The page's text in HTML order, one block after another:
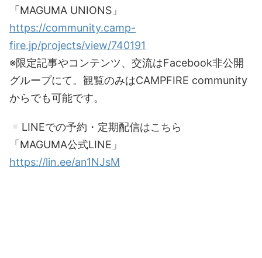
「MAGUMA UNIONS」
https://community.camp-
fire.jp/projects/view/740191
※限定記事やコンテンツ、交流はFacebook非公開
グループにて。観覧のみはCAMPFIRE community
からでも可能です。
LINEでの予約・定期配信はこちら
「MAGUMA公式LINE」
https://lin.ee/an1NJsM